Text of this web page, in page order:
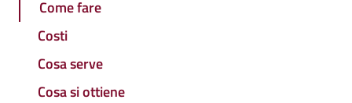
Come fare
Costi
Cosa serve
Cosa si ottiene